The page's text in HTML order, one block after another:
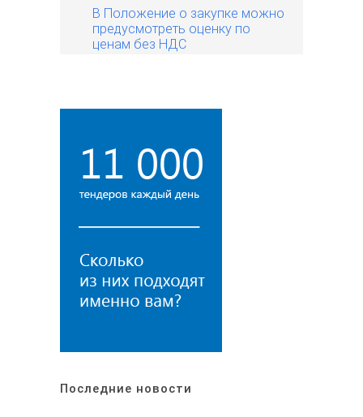
В Положение о закупке можно
предусмотреть оценку по
ценам без НДС
Последние новости